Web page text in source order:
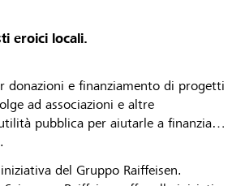
eroici locali.
donazioni e finanziamento di progetti
ad associazioni e altre
pubblica per aiutarle a finanziare
del Gruppo Raiffeisen.